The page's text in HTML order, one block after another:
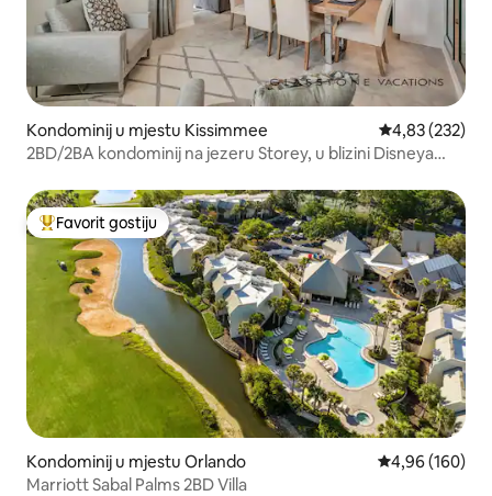
Kondominij u mjestu Kissimmee Prosječna
4,83 (232)
2BD/2BA kondominij na jezeru Storey, u blizini Disneya
Glavni favorit gostiju
Favorit gostiju
Kondominij u mjestu Orlando Prosječna
4,96 (160)
Marriott Sabal Palms 2BD Villa